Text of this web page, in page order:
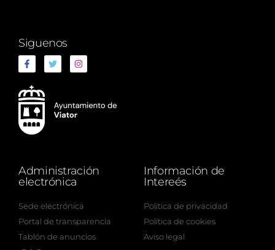
Siguenos
Administración
electrónica
Sede electrónica
Portal de transparencia
Tablón de anuncios
Información de
Intereés
Política de privacidad
Política de cookies
Aviso legal